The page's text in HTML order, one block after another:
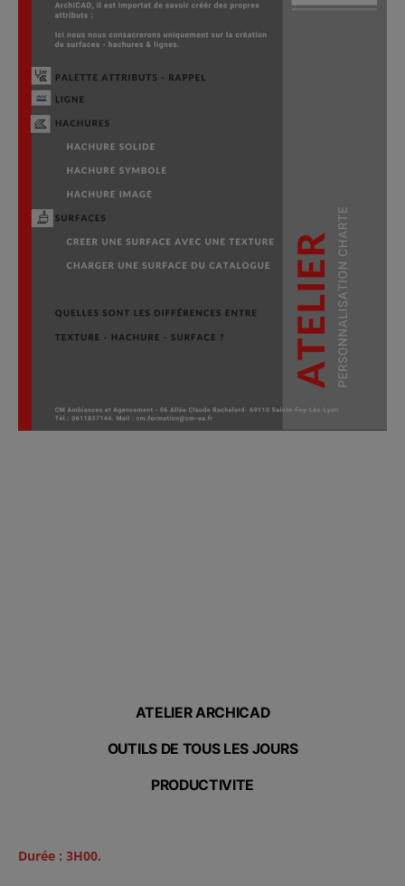
ATELIER ARCHICAD
OUTILS DE TOUS LES JOURS
PRODUCTIVITE
Durée : 3H00.